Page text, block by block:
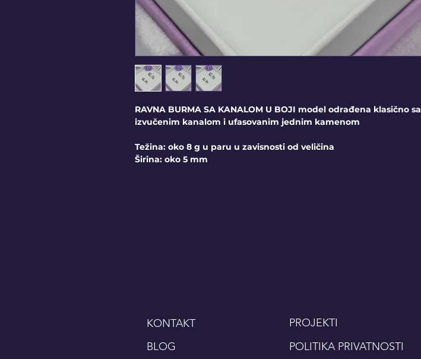
RAVNA BURMA SA KANALOM U BOJI model odrađena klasično sa
izvučenim kanalom i ufasovanim jednim kamenom
Težina: oko 8 g u paru u zavisnosti od veličina
Širina: oko 5 mm
KONTAKT
PROJEKTI
BLOG
POLITIKA PRIVATNOSTI